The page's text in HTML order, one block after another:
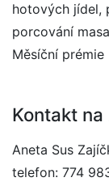
hotových jídel,
porcování
Měsíční
Kontakt
Aneta Sus
telefon: 774